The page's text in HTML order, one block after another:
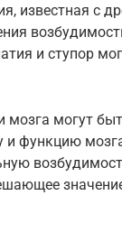
известная с
и ступор
мозга могут
функцию